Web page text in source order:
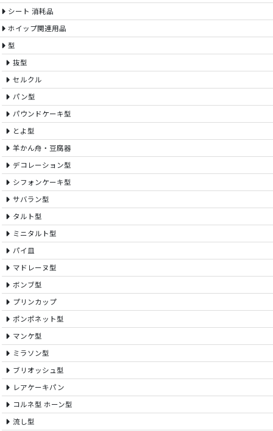
シート 消耗品
ホイップ関連用品
型
抜型
セルクル
パン型
パウンドケーキ型
とよ型
羊かん舟・豆腐器
デコレーション型
シフォンケーキ型
サバラン型
タルト型
ミニタルト型
パイ皿
マドレーヌ型
ボンブ型
プリンカップ
ポンポネット型
マンケ型
ミラソン型
ブリオッシュ型
レアケーキパン
コルネ型 ホーン型
流し型